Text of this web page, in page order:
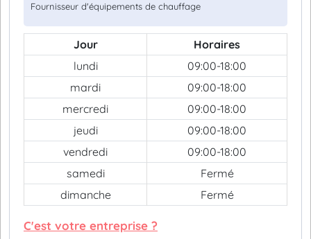
Fournisseur d'équipements de chauffage
Jour
Horaires
lundi
09:00-18:00
mardi
09:00-18:00
mercredi
09:00-18:00
jeudi
09:00-18:00
vendredi
09:00-18:00
samedi
Fermé
dimanche
Fermé
C'est votre entreprise ?